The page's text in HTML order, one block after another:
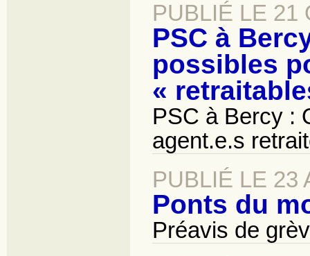
PUBLIÉ LE 21
PSC à
possibles
«
PSC à Bercy :
agent.e.s
PUBLIÉ LE 23
Ponts du
Préavis de